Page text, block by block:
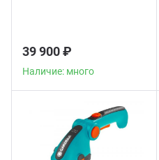
39 900 ₽
Наличие: много